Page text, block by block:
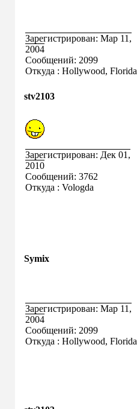
Зарегистрирован: Мар 11,
2004
Сообщений: 2099
Откуда : Hollywood, Florida
stv2103
Зарегистрирован: Дек 01,
2010
Сообщений: 3762
Откуда : Vologda
Symix
Зарегистрирован: Мар 11,
2004
Сообщений: 2099
Откуда : Hollywood, Florida